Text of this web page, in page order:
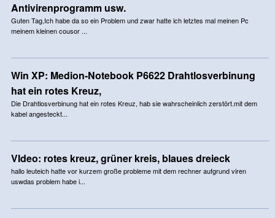
Antivirenprogramm usw.
Guten Tag,Ich habe da so ein Problem und zwar hatte ich letztes mal meinen Pc
meinem kleinen cousor ...
Win XP: Medion-Notebook P6622 Drahtlosverbinung
hat ein rotes Kreuz,
Die Drahtlosverbinung hat ein rotes Kreuz, hab sie wahrscheinlich zerstört.mit dem
kabel angesteckt...
VIdeo: rotes kreuz, grüner kreis, blaues dreieck
hallo leuteich hatte vor kurzem große probleme mit dem rechner aufgrund viren
uswdas problem habe i...